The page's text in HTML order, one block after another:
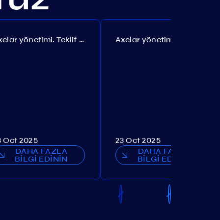
Axelar yönetimi. Teklif №385
Oct 2025
DAHA FAZLA
BİLGİ EDİNİN
23 Oct 2025
DAHA FAZLA
BİLGİ EDİNİN